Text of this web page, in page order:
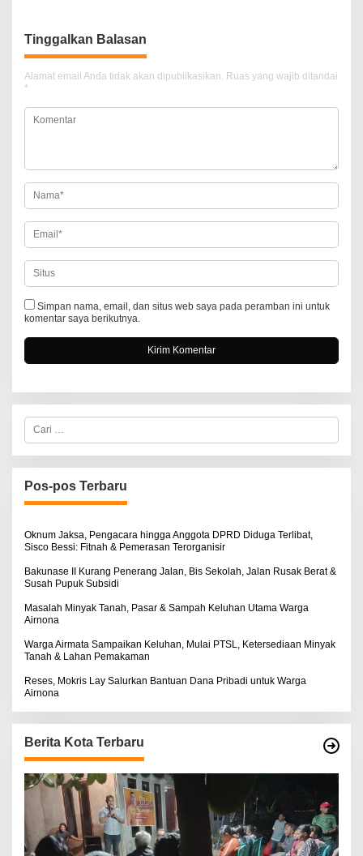
i
g
a
s
o
s
Tinggalkan Balasan
Alamat email Anda tidak akan dipublikasikan. Ruas yang wajib ditandai
*
Simpan nama, email, dan situs web saya pada peramban ini untuk
komentar saya berikutnya.
C
r
i
u
n
u
:
Pos-pos Terbaru
Oknum Jaksa, Pengacara hingga Anggota DPRD Diduga Terlibat,
Sisco Bessi: Fitnah & Pemerasan Terorganisir
Bakunase II Kurang Penerang Jalan, Bis Sekolah, Jalan Rusak Berat &
Susah Pupuk Subsidi
Masalah Minyak Tanah, Pasar & Sampah Keluhan Utama Warga
Airnona
Warga Airmata Sampaikan Keluhan, Mulai PTSL, Ketersediaan Minyak
Tanah & Lahan Pemakaman
Reses, Mokris Lay Salurkan Bantuan Dana Pribadi untuk Warga
Airnona
Berita Kota Terbaru